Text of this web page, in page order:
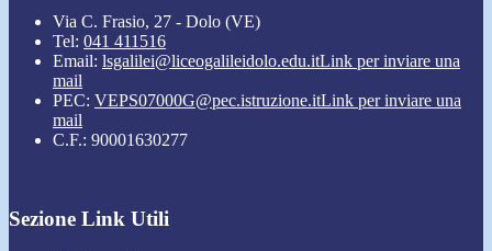
Via C. Frasio, 27 - Dolo (VE)
Tel: 041 411516
Email: lsgalilei@liceogalileidolo.edu.itLink per inviare una
mail
PEC: VEPS07000G@pec.istruzione.itLink per inviare una
mail
C.F.: 90001630277
Sezione Link Utili